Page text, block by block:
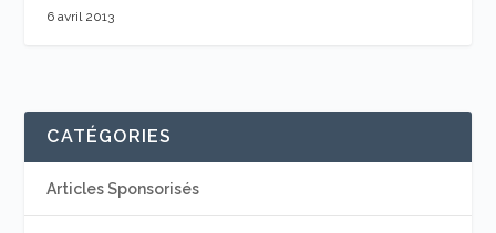
6 avril 2013
CATÉGORIES
Articles Sponsorisés